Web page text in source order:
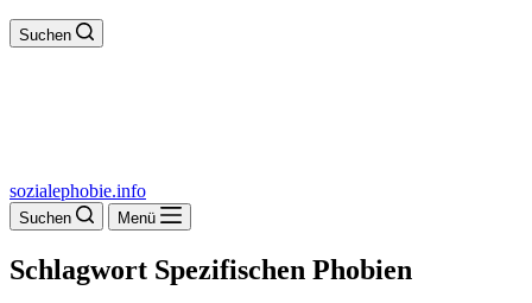
Suchen
sozialephobie.info
Suchen Menü
Schlagwort Spezifischen Phobien